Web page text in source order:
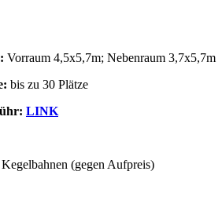
Vorraum 4,5x5,7m; Nebenraum 3,7x5,7m
bis zu 30 Plätze
LINK
(gegen Aufpreis)